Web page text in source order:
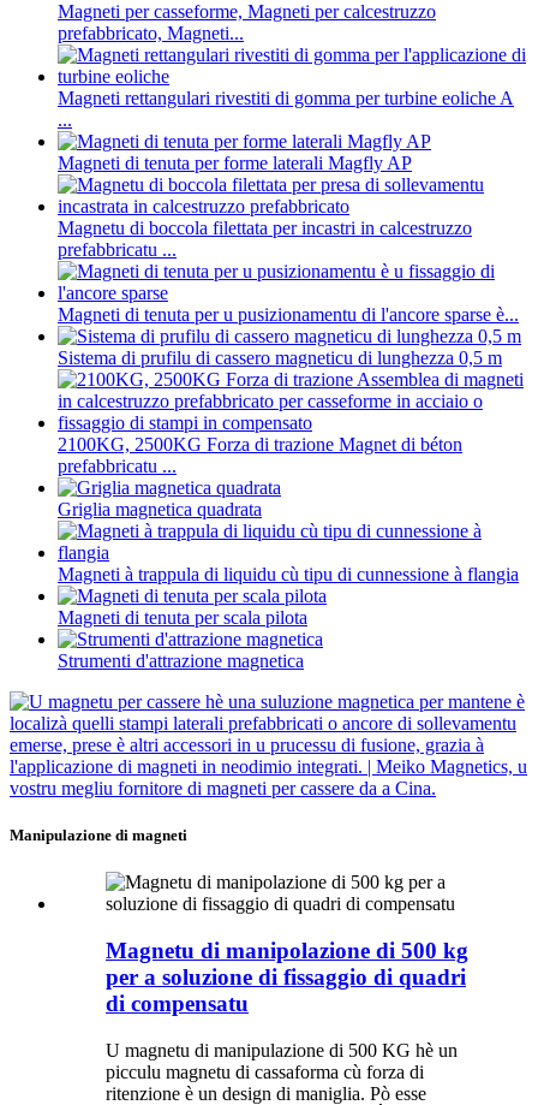
Magneti per casseforme, Magneti per calcestruzzo
prefabbricato, Magneti...
Magneti rettangulari rivestiti di gomma per turbine eoliche A
...
Magneti di tenuta per forme laterali Magfly AP
Magnetu di boccola filettata per incastri in calcestruzzo
prefabbricatu ...
Magneti di tenuta per u pusizionamentu di l'ancore sparse è...
Sistema di prufilu di cassero magneticu di lunghezza 0,5 m
2100KG, 2500KG Forza di trazione Magnet di béton
prefabbricatu ...
Griglia magnetica quadrata
Magneti à trappula di liquidu cù tipu di cunnessione à flangia
Magneti di tenuta per scala pilota
Strumenti d'attrazione magnetica
Manipulazione di magneti
Magnetu di manipolazione di 500 kg
per a soluzione di fissaggio di quadri
di compensatu
U magnetu di manipulazione di 500 KG hè un
picculu magnetu di cassaforma cù forza di
ritenzione è un design di maniglia. Pò esse